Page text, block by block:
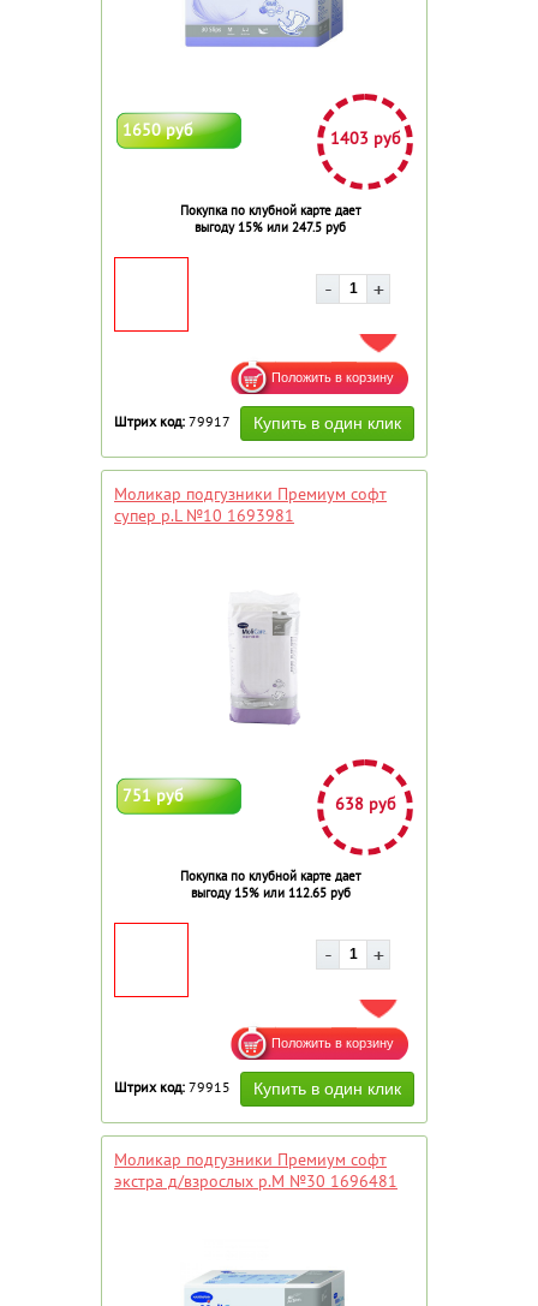
1650 руб 1403 руб
Покупка по клубной карте дает
выгоду 15% или 247.5 руб
ДОБАВИТЬ В ИЗБРАННОЕ
Штрих код: 79917
Моликар подгузники Премиум софт
супер р.L №10 1693981
751 руб 638 руб
Покупка по клубной карте дает
выгоду 15% или 112.65 руб
ДОБАВИТЬ В ИЗБРАННОЕ
Штрих код: 79915
Моликар подгузники Премиум софт
экстра д/взрослых р.M №30 1696481